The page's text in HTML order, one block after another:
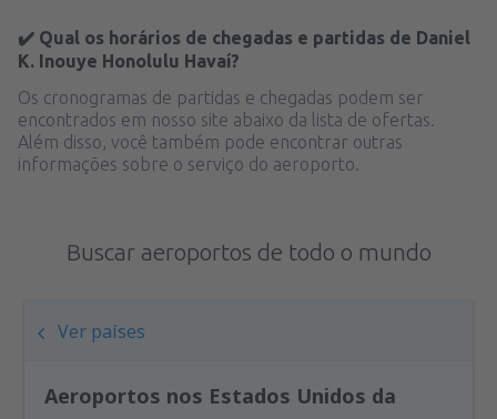
✔️ Qual os horários de chegadas e partidas de Daniel
K. Inouye Honolulu Havaí?
Os cronogramas de partidas e chegadas podem ser
encontrados em nosso site abaixo da lista de ofertas.
Além disso, você também pode encontrar outras
informações sobre o serviço do aeroporto.
Buscar aeroportos de todo o mundo
Ver países
Aeroportos nos Estados Unidos da